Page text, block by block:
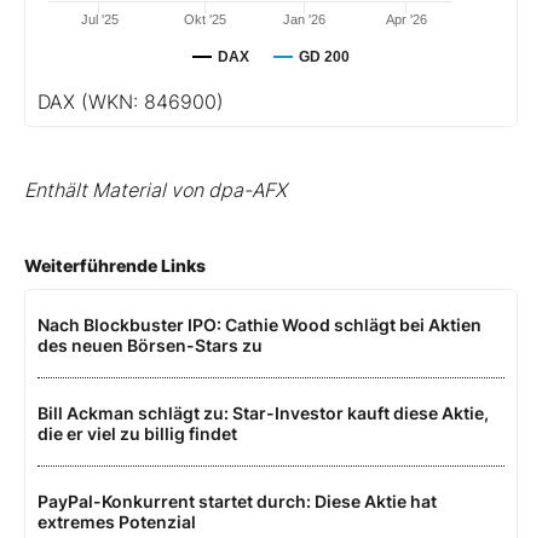
DAX GD 200
Jul '25 Jan '26
Okt '25 Apr '26
DAX (WKN: 846900)
Enthält Material von dpa-AFX
Weiterführende Links
Nach Blockbuster IPO: Cathie Wood schlägt bei Aktien
des neuen Börsen-Stars zu
Bill Ackman schlägt zu: Star-Investor kauft diese Aktie,
die er viel zu billig findet
PayPal-Konkurrent startet durch: Diese Aktie hat
extremes Potenzial